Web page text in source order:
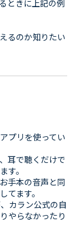
ときに上記の例
るのか知りたい
プリを使ってい
耳で聴くだけで
す。
手本の音声と同
てます。
カラン公式の自
やらなかったり